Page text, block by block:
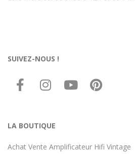
SUIVEZ-NOUS !
LA BOUTIQUE
Achat Vente Amplificateur Hifi Vintage